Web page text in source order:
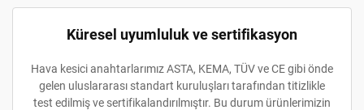
Küresel uyumluluk ve sertifikasyon
Hava kesici anahtarlarımız ASTA, KEMA, TÜV ve CE gibi önde
gelen uluslararası standart kuruluşları tarafından titizlikle
test edilmiş ve sertifikalandırılmıştır. Bu durum ürünlerimizin